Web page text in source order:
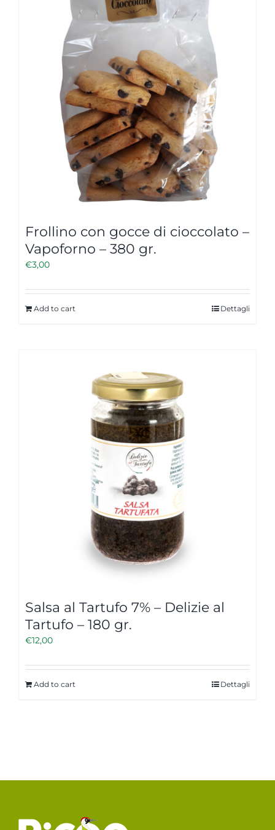
Frollino con gocce di cioccolato –
Vapoforno – 380 gr.
€3,00
Add to cart Dettagli
Salsa al Tartufo 7% – Delizie al
Tartufo – 180 gr.
€12,00
Add to cart Dettagli